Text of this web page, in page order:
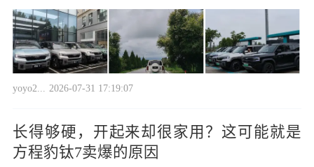
yoyo2... 2026-07-31 17:19:07
长得够硬，开起来却很家用？这可能就是
方程豹钛7卖爆的原因